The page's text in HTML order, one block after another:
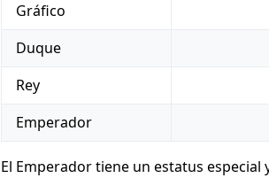
Gráfico
Duque
Rey
Emperador
El Emperador tiene un estatus